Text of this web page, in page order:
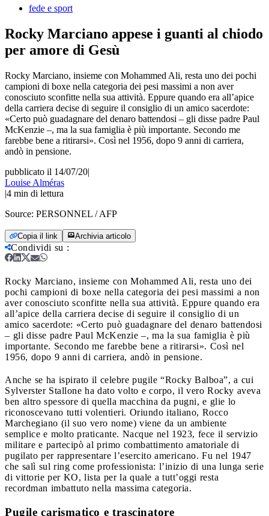
fede e sport
Rocky Marciano appese i guanti al chiodo
per amore di Gesù
Rocky Marciano, insieme con Mohammed Ali, resta uno dei pochi
campioni di boxe nella categoria dei pesi massimi a non aver
conosciuto sconfitte nella sua attività. Eppure quando era all’apice
della carriera decise di seguire il consiglio di un amico sacerdote:
«Certo può guadagnare del denaro battendosi – gli disse padre Paul
McKenzie –, ma la sua famiglia è più importante. Secondo me
farebbe bene a ritirarsi». Così nel 1956, dopo 9 anni di carriera,
andò in pensione.
pubblicato il 14/07/20|
Louise Alméras
|4 min di lettura
Source: PERSONNEL / AFP
Copia il link Archivia articolo
Condividi su :
Rocky Marciano, insieme con Mohammed Ali, resta uno dei
pochi campioni di boxe nella categoria dei pesi massimi a non
aver conosciuto sconfitte nella sua attività. Eppure quando era
all’apice della carriera decise di seguire il consiglio di un
amico sacerdote: «Certo può guadagnare del denaro battendosi
– gli disse padre Paul McKenzie –, ma la sua famiglia è più
importante. Secondo me farebbe bene a ritirarsi». Così nel
1956, dopo 9 anni di carriera, andò in pensione.
Anche se ha ispirato il celebre pugile “Rocky Balboa”, a cui
Sylverster Stallone ha dato volto e corpo, il vero Rocky aveva
ben altro spessore di quella macchina da pugni, e glie lo
riconoscevano tutti volentieri. Oriundo italiano, Rocco
Marchegiano (il suo vero nome) viene da un ambiente
semplice e molto praticante. Nacque nel 1923, fece il servizio
militare e partecipò al primo combattimento amatoriale di
pugilato per rappresentare l’esercito americano. Fu nel 1947
che salì sul ring come professionista: l’inizio di una lunga serie
di vittorie per KO, lista per la quale a tutt’oggi resta
recordman imbattuto nella massima categoria.
Pugile carismatico e trascinatore